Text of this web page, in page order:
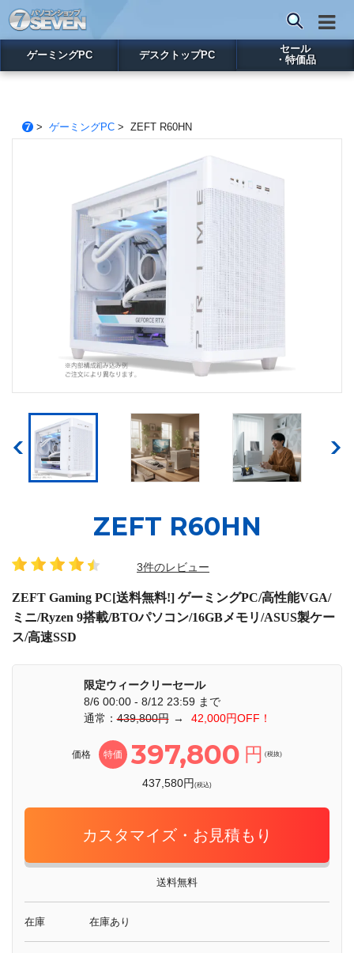
ゲーミングPC デスクトップPC
セール
・特価品
> ゲーミングPC> ZEFT R60HN
ZEFT R60HN
3件のレビュー
ZEFT Gaming PC[送料無料!] ゲーミングPC/高性能VGA/
ミニ/Ryzen 9搭載/BTOパソコン/16GBメモリ/ASUS製ケー
ス/高速SSD
限定ウィークリーセール
8/6 00:00 - 8/12 23:59 まで
通常：439,800円 → 42,000円OFF！
価格 特価 397,800 円 (税抜)
437,580円(税込)
カスタマイズ・お見積もり
送料無料
在庫 在庫あり